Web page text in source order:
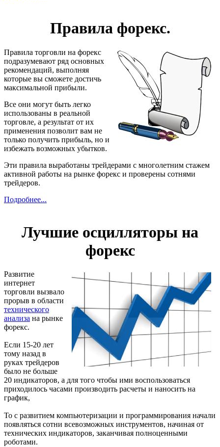
Правила форекс.
Правила торговли на форекс
подразумевают ряд основных
рекомендаций, выполняя
которые вы сможете достичь
максимальной прибыли.
Все они могут быть легко
использованы в реальной
торговле, а результат от их
применения позволит вам не
только получить прибыль, но и
избежать возможных убытков.
Эти правила выработаны трейдерами с многолетним стажем
активной работы на рынке форекс и проверены сотнями
трейдеров.
Подробнее...
Лучшие осцилляторы на
форекс
Развитие
интернет
торговли вызвало
прорыв в области
технического
анализа на рынке
форекс.
Если 15-20 лет
тому назад в
руках трейдеров
было не больше
20 индикаторов, а для того чтобы ими воспользоваться
приходилось часами производить расчеты и наносить на
график,
То с развитием компьютеризации и программирования начали
появляться сотни всевозможных инструментов, начиная от
технических индикаторов, заканчивая полноценными
роботами.